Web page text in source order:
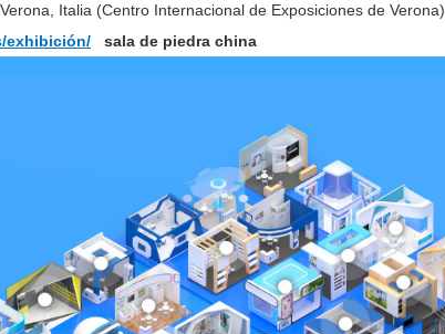
Italia (Centro Internacional de Exposiciones de Verona)
exhibición/ sala de piedra china